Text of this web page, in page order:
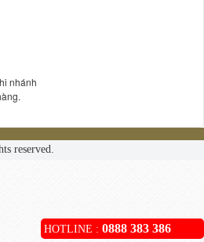
nhánh
reserved.
HOTLINE : 0888 383 386